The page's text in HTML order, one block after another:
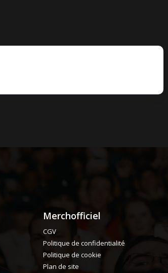
Merchofficiel
CGV
Politique de confidentialité
Politique de cookie
Plan de site